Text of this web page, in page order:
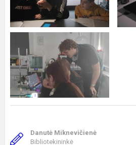
Danutė Miknevičienė
Bibliotekininkė